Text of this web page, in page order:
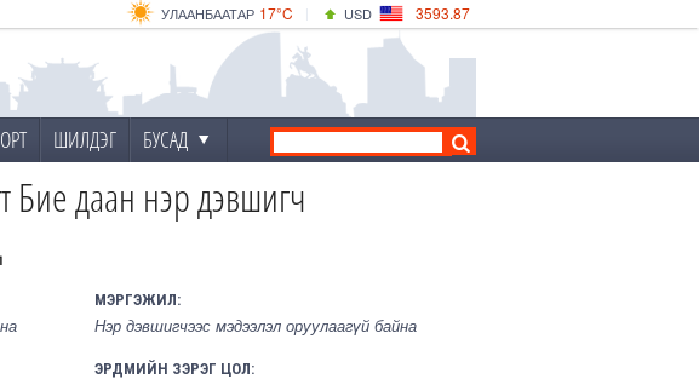
17°C
УЛААНБААТАР
22°C
ДАРХАН
17°C
ЭРДЭНЭТ
USD 3593.87
4141.04
ШИЛДЭГ БУСАД
Бие даан нэр дэвшигч
МЭРГЭЖИЛ:
Нэр дэвшигчээс мэдээлэл оруулаагүй байна
ЭРДМИЙН ЗЭРЭГ ЦОЛ: